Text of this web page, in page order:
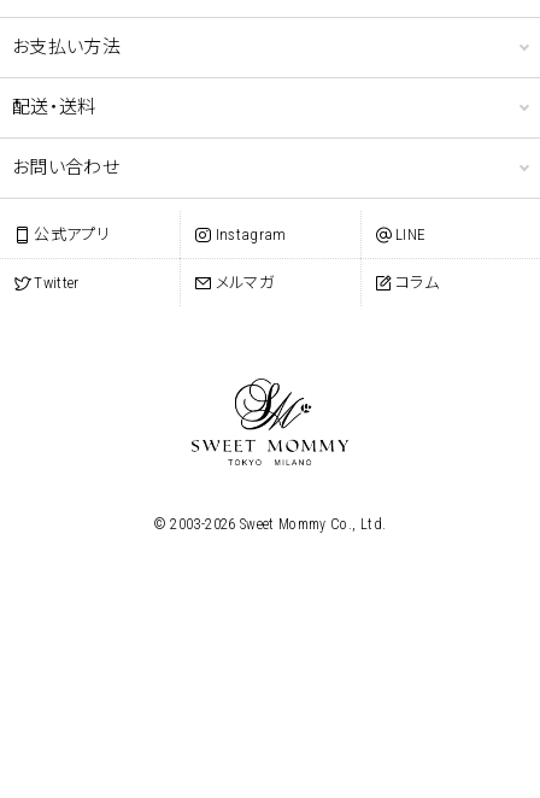
お支払い方法
配送・送料
お問い合わせ
公式アプリ Instagram LINE
Twitter メルマガ コラム
© 2003-2026 Sweet Mommy Co., Ltd.